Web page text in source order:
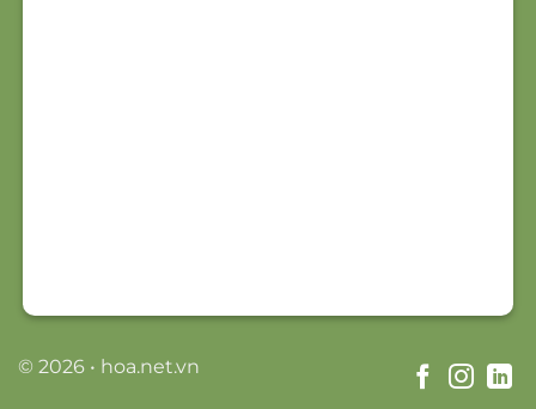
© 2026 • hoa.net.vn